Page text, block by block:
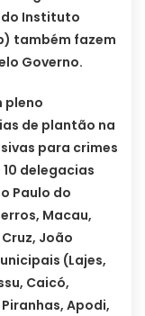
do Instituto
também fazem
Governo.
pleno
de plantão na
para crimes
delegacias
Paulo do
Macau,
João
(Lajes,
Caicó,
Apodi,